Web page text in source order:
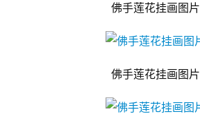
佛手莲花挂画图片
佛手莲花挂画图片